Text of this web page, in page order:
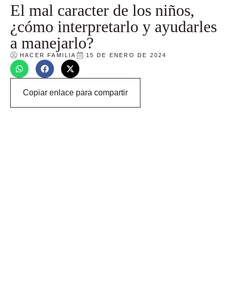
El mal caracter de los niños,
¿cómo interpretarlo y ayudarles
a manejarlo?
HACER FAMILIA 15 DE ENERO DE 2024
Copiar enlace para compartir